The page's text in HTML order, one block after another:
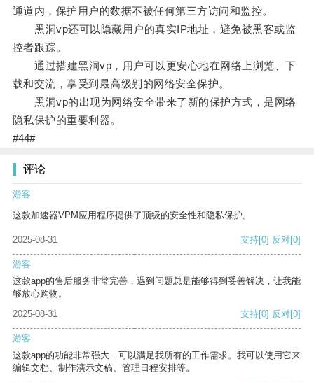
通道内，保护用户的数据不被任何第三方访问和监控。
黑洞vp还可以隐藏用户的真实IP地址，避免被黑客或监
控者跟踪。
通过搭建黑洞vp，用户可以更安心地在网络上浏览、下
载和交流，享受到最高级别的网络安全保护。
黑洞vp的出现为网络安全带来了新的保护方式，是网络
隐私保护的重要利器。
#44#
评论
游客
这款加速器VPM应用程序提供了顶级的安全性和隐私保护。
2025-08-31 支持[0] 反对[0]
游客
这款app的售后服务非常完善，遇到问题总是能够得到妥善解决，让我能
够放心购物。
2025-08-31
支持[0] 反对[0]
游客
这款app的功能非常强大，可以满足我所有的工作需求。我可以使用它来
编辑文档、制作演示文稿、管理日程安排等。